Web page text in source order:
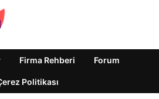
Firma Rehberi Forum
Politikası